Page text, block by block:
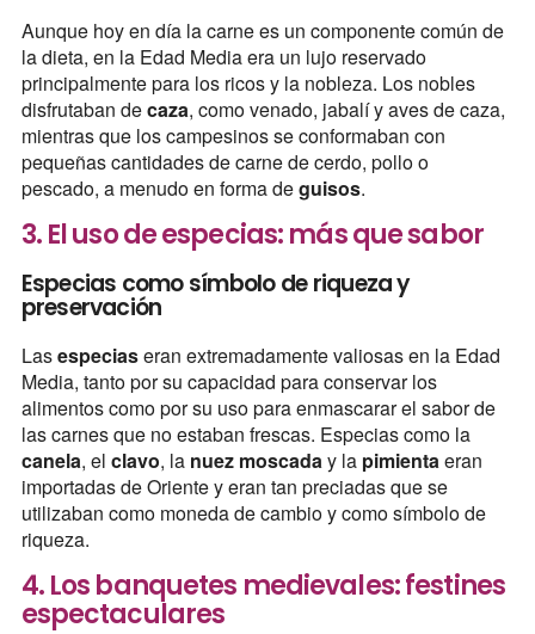
Aunque hoy en día la carne es un componente común de
la dieta, en la Edad Media era un lujo reservado
principalmente para los ricos y la nobleza. Los nobles
disfrutaban decaza, como venado, jabalí y aves de caza,
mientras que los campesinos se conformaban con
pequeñas cantidades de carne de cerdo, pollo o
pescado, a menudo en forma deguisos.
3. El uso de especias: más que sabor
Especias como símbolo de riqueza y
preservación
Lasespeciaseran extremadamente valiosas en la Edad
Media, tanto por su capacidad para conservar los
alimentos como por su uso para enmascarar el sabor de
las carnes que no estaban frescas. Especias como la
canela, el clavo, la nuez moscaday la pimientaeran
importadas de Oriente y eran tan preciadas que se
utilizaban como moneda de cambio y como símbolo de
riqueza.
4. Los banquetes medievales: festines
espectaculares